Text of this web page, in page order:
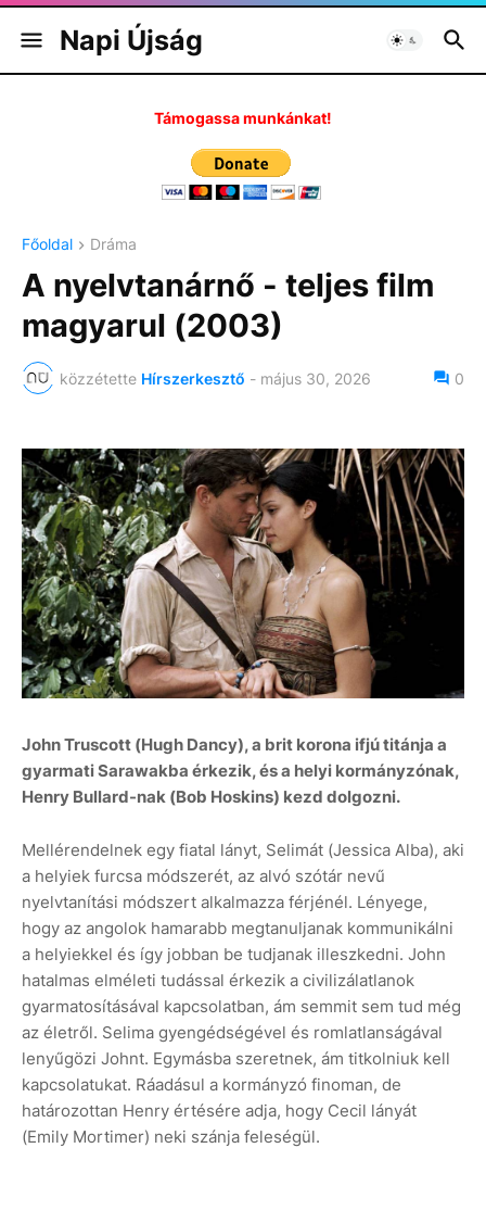
Napi Újság
Támogassa munkánkat!
Főoldal Dráma
A nyelvtanárnő - teljes film
magyarul (2003)
közzétette Hírszerkesztő - május 30, 2026 0
John Truscott (Hugh Dancy), a brit korona ifjú titánja a
gyarmati Sarawakba érkezik, és a helyi kormányzónak,
Henry Bullard-nak (Bob Hoskins) kezd dolgozni.
Mellérendelnek egy fiatal lányt, Selimát (Jessica Alba), aki
a helyiek furcsa módszerét, az alvó szótár nevű
nyelvtanítási módszert alkalmazza férjénél. Lényege,
hogy az angolok hamarabb megtanuljanak kommunikálni
a helyiekkel és így jobban be tudjanak illeszkedni. John
hatalmas elméleti tudással érkezik a civilizálatlanok
gyarmatosításával kapcsolatban, ám semmit sem tud még
az életről. Selima gyengédségével és romlatlanságával
lenyűgözi Johnt. Egymásba szeretnek, ám titkolniuk kell
kapcsolatukat. Ráadásul a kormányzó finoman, de
határozottan Henry értésére adja, hogy Cecil lányát
(Emily Mortimer) neki szánja feleségül.